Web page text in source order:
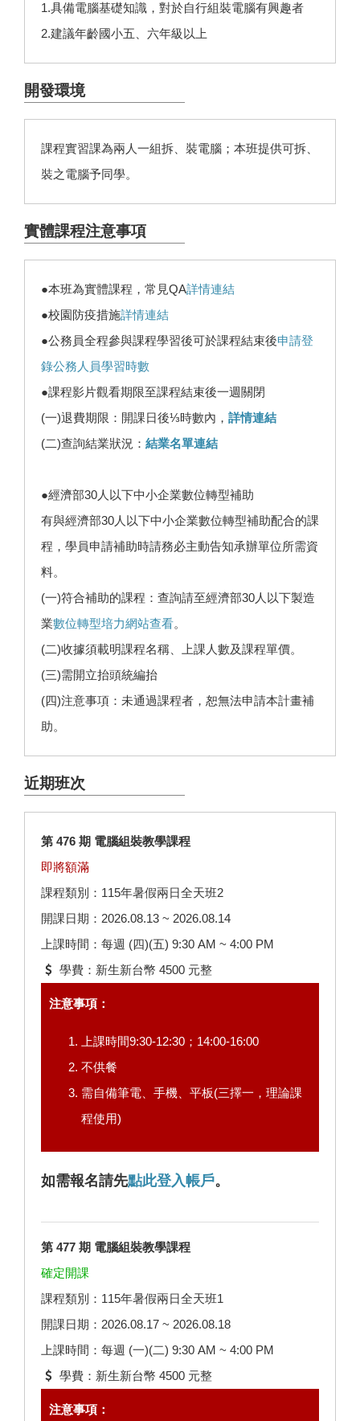
1.具備電腦基礎知識，對於自行組裝電腦有興趣者
2.建議年齡國小五、六年級以上
開發環境
課程實習課為兩人一組拆、裝電腦；本班提供可拆、
裝之電腦予同學。
實體課程注意事項
●本班為實體課程，常見QA詳情連結
●校園防疫措施詳情連結
●公務員全程參與課程學習後可於課程結束後申請登
錄公務人員學習時數
●課程影片觀看期限至課程結束後一週關閉
(一)退費期限：開課日後⅓時數內， 詳情連結
(二)查詢結業狀況： 結業名單連結
●經濟部30人以下中小企業數位轉型補助
有與經濟部30人以下中小企業數位轉型補助配合的課
程，學員申請補助時請務必主動告知承辦單位所需資
料。
(一)符合補助的課程：查詢請至經濟部30人以下製造
業數位轉型培力網站查看。
(二)收據須載明課程名稱、上課人數及課程單價。
(三)需開立抬頭統編抬
(四)注意事項：未通過課程者，恕無法申請本計畫補
助。
近期班次
第 476 期 電腦組裝教學課程
即將額滿
課程類別：115年暑假兩日全天班2
開課日期：2026.08.13 ~ 2026.08.14
上課時間：每週 (四)(五) 9:30 AM ~ 4:00 PM
學費：新生新台幣 4500 元整
注意事項：
上課時間9:30-12:30；14:00-16:00
不供餐
需自備筆電、手機、平板(三擇一，理論課
程使用)
如需報名請先點此登入帳戶。
第 477 期 電腦組裝教學課程
確定開課
課程類別：115年暑假兩日全天班1
開課日期：2026.08.17 ~ 2026.08.18
上課時間：每週 (一)(二) 9:30 AM ~ 4:00 PM
學費：新生新台幣 4500 元整
注意事項：